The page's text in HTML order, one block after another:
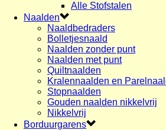
Alle Stofstalen
Naalden
Naaldbedraders
Bolletjesnaald
Naalden zonder punt
Naalden met punt
Quiltnaalden
Kralennaalden en
Stopnaalden
Gouden naalden nikkelvrij
Nikkelvrij
Borduurgarens